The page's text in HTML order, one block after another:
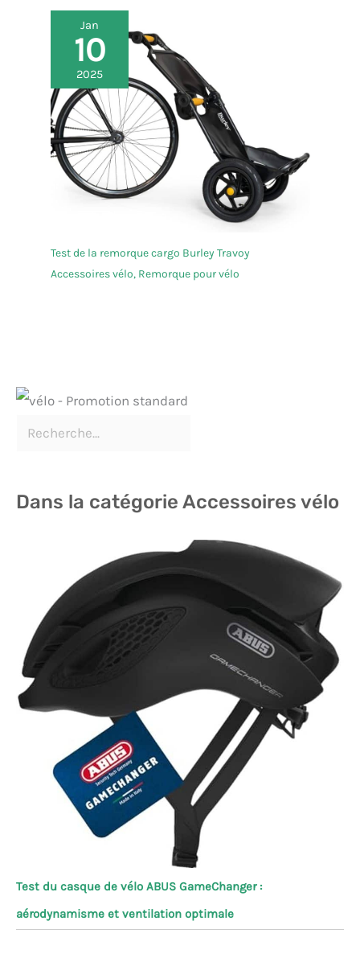
Jan
10
2025
Test de la remorque cargo Burley Travoy
Accessoires vélo, Remorque pour vélo
Dans la catégorie Accessoires vélo
Test du casque de vélo ABUS GameChanger :
aérodynamisme et ventilation optimale